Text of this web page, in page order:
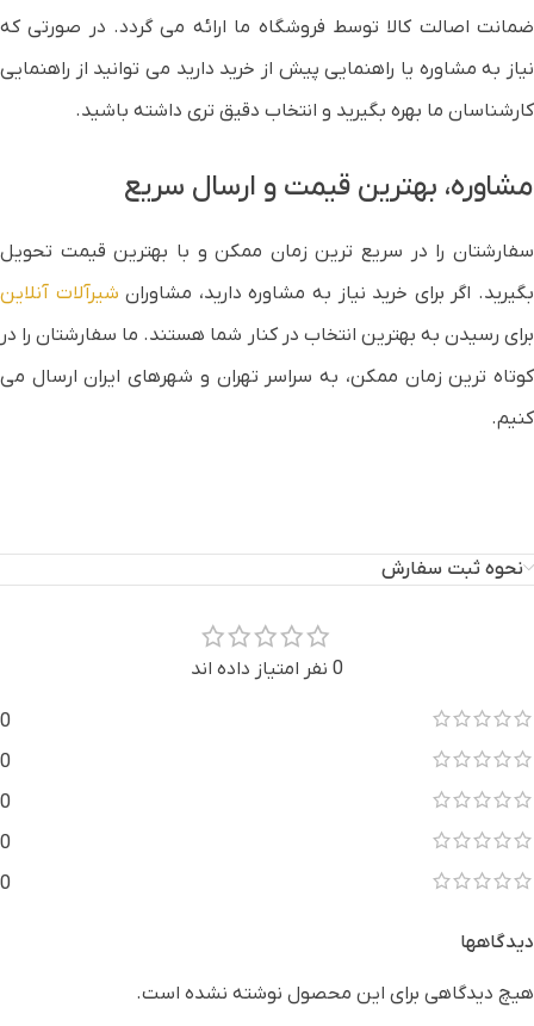
ضمانت اصالت کالا توسط فروشگاه ما ارائه می گردد. در صورتی که
نیاز به مشاوره یا راهنمایی پیش از خرید دارید می توانید از راهنمایی
کارشناسان ما بهره بگیرید و انتخاب دقیق تری داشته باشید.
مشاوره، بهترین قیمت و ارسال سریع
سفارشتان را در سریع ترین زمان ممکن و با بهترین قیمت تحویل
بگیرید. اگر برای خرید نیاز به مشاوره دارید، مشاوران شیرآلات آنلاین
برای رسیدن به بهترین انتخاب در کنار شما هستند. ما سفارشتان را در
کوتاه ترین زمان ممکن، به سراسر تهران و شهرهای ایران ارسال می
کنیم.
نحوه ثبت سفارش
0 نفر امتیاز داده اند
0
0
0
0
0
دیدگاهها
هیچ دیدگاهی برای این محصول نوشته نشده است.